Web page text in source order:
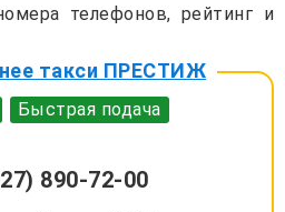
телефонов, рейтинг и
такси ПРЕСТИЖ
Быстрая подача
890-72-00